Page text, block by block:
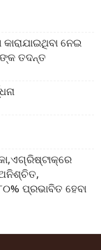
ନେଇ
ତଦନ୍ତ
ପ୍ରଭାବିତ ହେବା